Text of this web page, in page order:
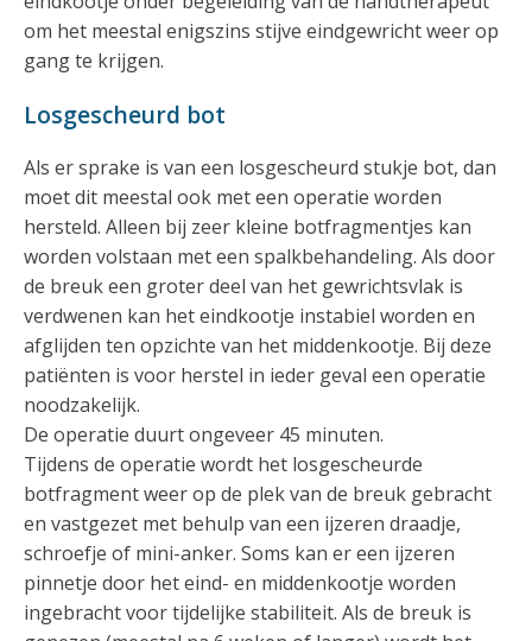
om het meestal enigszins stijve eindgewricht weer op
gang te krijgen.
Losgescheurd bot
Als er sprake is van een losgescheurd stukje bot, dan
moet dit meestal ook met een operatie worden
hersteld. Alleen bij zeer kleine botfragmentjes kan
worden volstaan met een spalkbehandeling. Als door
de breuk een groter deel van het gewrichtsvlak is
verdwenen kan het eindkootje instabiel worden en
afglijden ten opzichte van het middenkootje. Bij deze
patiënten is voor herstel in ieder geval een operatie
noodzakelijk.
De operatie duurt ongeveer 45 minuten.
Tijdens de operatie wordt het losgescheurde
botfragment weer op de plek van de breuk gebracht
en vastgezet met behulp van een ijzeren draadje,
schroefje of mini-anker. Soms kan er een ijzeren
pinnetje door het eind- en middenkootje worden
ingebracht voor tijdelijke stabiliteit. Als de breuk is